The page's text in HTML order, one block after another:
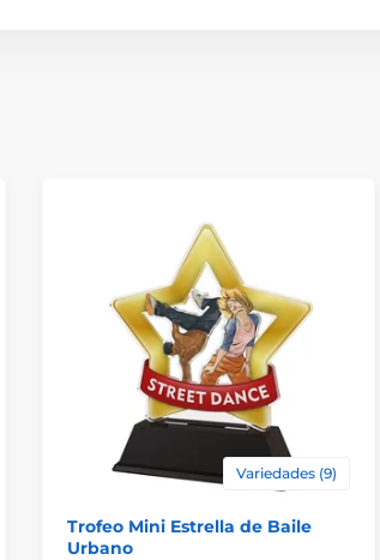
Variedades (9)
Trofeo Mini Estrella de Baile
Urbano